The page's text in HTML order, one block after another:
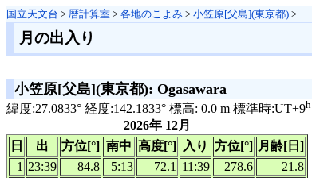
国立天文台 > 暦計算室 > 各地のこよみ > 小笠原[父島](東京都) >
月の出入り
小笠原[父島](東京都): Ogasawara
緯度:27.0833° 経度:142.1833° 標高: 0.0 m 標準時:UT+9h
2026年 12月
日
出 方位[°] 南中 高度[°] 入り 方位[°] 月齢[日]
1 23:39 84.8 5:13 72.1 11:39 278.6
21.8